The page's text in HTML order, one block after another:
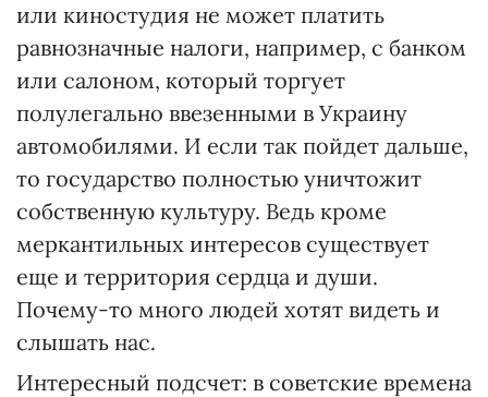
или киностудия не может платить
равнозначные налоги, например, с банком
или салоном, который торгует
полулегально ввезенными в Украину
автомобилями. И если так пойдет дальше,
то государство полностью уничтожит
собственную культуру. Ведь кроме
меркантильных интересов существует
еще и территория сердца и души.
Почему-то много людей хотят видеть и
слышать нас.
Интересный подсчет: в советские времена